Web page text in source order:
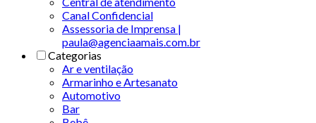
Canal Confidencial
Assessoria de Imprensa |
paula@agenciaamais.com.br
Categorias
Ar e ventilação
Armarinho e Artesanato
Automotivo
Bar